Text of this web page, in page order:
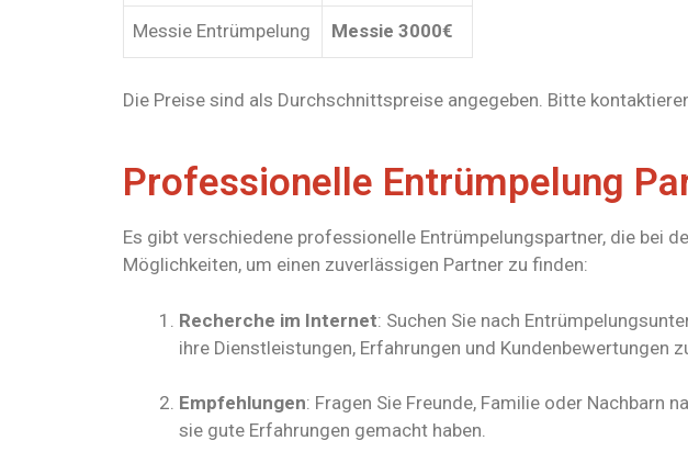
Messie Entrümpelung Messie 3000€
Die Preise sind als Durchschnittspreise angegeben. Bitte
Professionelle Entrümpelung
Es gibt verschiedene professionelle Entrümpelungspartner, die bei
Möglichkeiten, um einen zuverlässigen Partner zu finden:
Recherche im Internet: Suchen Sie nach
ihre Dienstleistungen, Erfahrungen und Kundenbewertungen
Empfehlungen: Fragen Sie Freunde, Familie oder Nachbarn
sie gute Erfahrungen gemacht haben.